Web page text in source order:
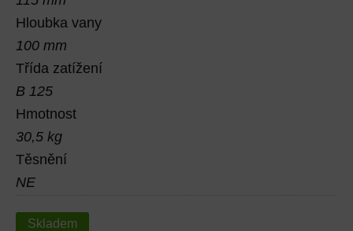
Hloubka vany
100 mm
Třída zatížení
B 125
Hmotnost
30,5 kg
Těsnění
NE
Skladem